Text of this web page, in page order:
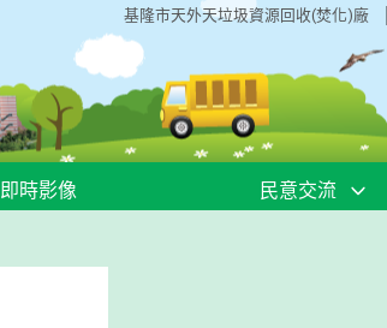
基隆市天外天垃圾資源回收(焚化)廠
即時影像 民意交流